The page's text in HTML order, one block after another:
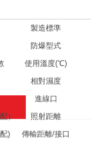
製造標準
防爆型式
使用溫度(℃)
相對濕度
進線口
）
照射距離
)
傳輸距離/接口